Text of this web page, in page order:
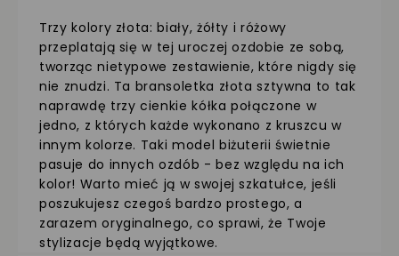
Trzy kolory złota: biały, żółty i różowy
przeplatają się w tej uroczej ozdobie ze sobą,
tworząc nietypowe zestawienie, które nigdy się
nie znudzi. Ta bransoletka złota sztywna to tak
naprawdę trzy cienkie kółka połączone w
jedno, z których każde wykonano z kruszcu w
innym kolorze. Taki model biżuterii świetnie
pasuje do innych ozdób - bez względu na ich
kolor! Warto mieć ją w swojej szkatułce, jeśli
poszukujesz czegoś bardzo prostego, a
zarazem oryginalnego, co sprawi, że Twoje
stylizacje będą wyjątkowe.